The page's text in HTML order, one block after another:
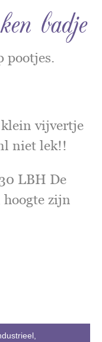
badje
pootjes.
klein vijvertje
niet lek!!
LBH De
zijn